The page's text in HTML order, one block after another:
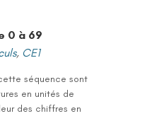
0 à 69
, CE1
séquence sont
en unités de
des chiffres en